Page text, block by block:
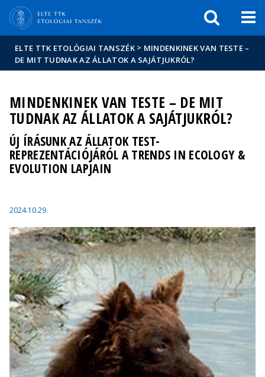
sajtóban
ELTE TTK ETOLÓGIAI TANSZÉK > MINDENKINEK VAN TESTE –
DE MIT TUDNAK AZ ÁLLATOK A SAJÁTJUKRÓL?
MINDENKINEK VAN TESTE – DE MIT
TUDNAK AZ ÁLLATOK A SAJÁTJUKRÓL?
ÚJ ÍRÁSUNK AZ ÁLLATOK TEST-
REPREZENTÁCIÓJÁRÓL A TRENDS IN ECOLOGY &
EVOLUTION LAPJAIN
2024.10.29.